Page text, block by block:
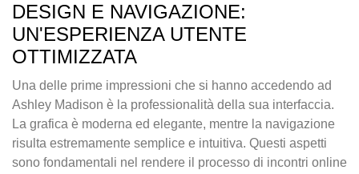
DESIGN E NAVIGAZIONE:
UN'ESPERIENZA UTENTE
OTTIMIZZATA
Una delle prime impressioni che si hanno accedendo ad
Ashley Madison è la professionalità della sua interfaccia.
La grafica è moderna ed elegante, mentre la navigazione
risulta estremamente semplice e intuitiva. Questi aspetti
sono fondamentali nel rendere il processo di incontri online